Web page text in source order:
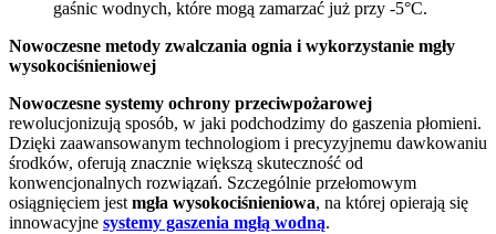
gaśnic wodnych, które mogą zamarzać już przy -5°C.
Nowoczesne metody zwalczania ognia i wykorzystanie mgły
wysokociśnieniowej
Nowoczesne systemy ochrony przeciwpożarowej
rewolucjonizują sposób, w jaki podchodzimy do gaszenia płomieni.
Dzięki zaawansowanym technologiom i precyzyjnemu dawkowaniu
środków, oferują znacznie większą skuteczność od
konwencjonalnych rozwiązań. Szczególnie przełomowym
osiągnięciem jest mgła wysokociśnieniowa, na której opierają się
innowacyjne systemy gaszenia mgłą wodną.